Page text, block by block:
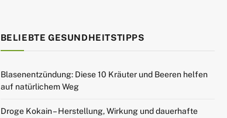
BELIEBTE GESUNDHEITSTIPPS
Blasenentzündung: Diese 10 Kräuter und Beeren helfen
auf natürlichem Weg
Droge Kokain – Herstellung, Wirkung und dauerhafte